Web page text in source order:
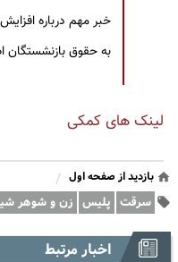
خبر مهم درباره
به حقوق
لینک های کمکی
بازدید از صفحه اول /
سرقت پلیس زن و شوهر
اخبار مرتبط